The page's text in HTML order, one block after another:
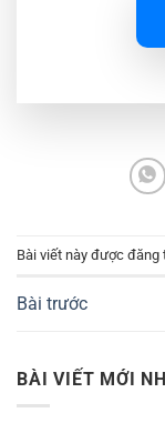
Bài viết này được đăng
Bài trước
BÀI VIẾT MỚI